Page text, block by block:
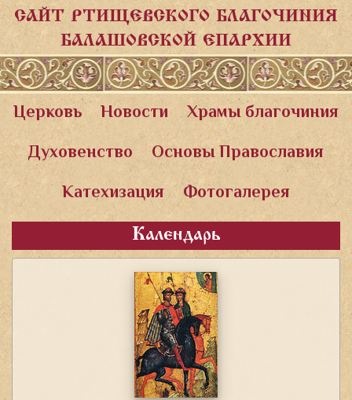
САЙТ РТИЩЕВСКОГО БЛАГОЧИНИЯ
БАЛАШОВСКОЙ ЕПАРХИИ
Церковь Новости
Храмы благочиния
Духовенство
Основы Православия
Катехизация
Фотогалерея
Календарь